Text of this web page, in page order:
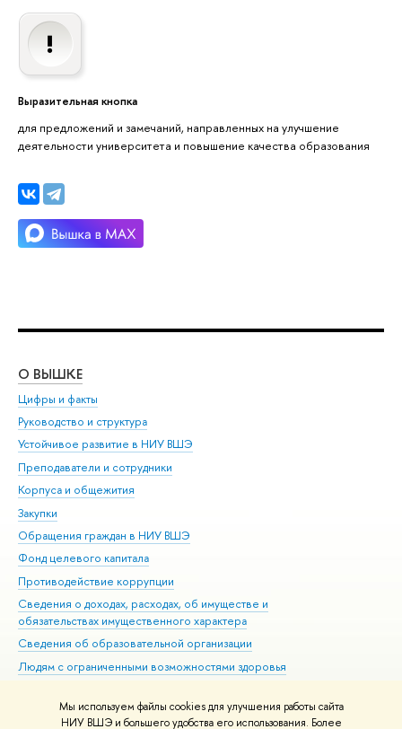
Мы используем файлы cookies для улучшения работы сайта
НИУ ВШЭ и большего удобства его использования. Более
Выразительная кнопка
для предложений и замечаний, направленных на улучшение
деятельности университета и повышение качества образования
О ВЫШКЕ
Цифры и факты
Руководство и структура
Устойчивое развитие в НИУ ВШЭ
Преподаватели и сотрудники
Корпуса и общежития
Закупки
Обращения граждан в НИУ ВШЭ
Фонд целевого капитала
Противодействие коррупции
Сведения о доходах, расходах, об имуществе и
обязательствах имущественного характера
Сведения об образовательной организации
Людям с ограниченными возможностями здоровья
Работа в Вышке